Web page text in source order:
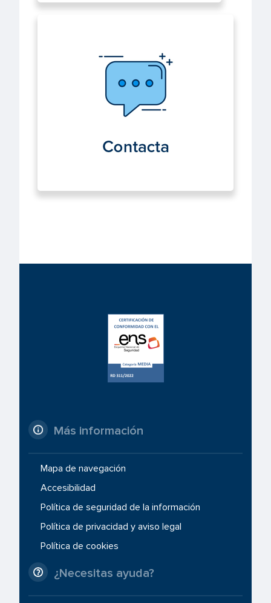
Más información
Mapa de navegación
Accesibilidad
Política de seguridad de la información
Política de privacidad y aviso legal
Política de cookies
¿Necesitas ayuda?